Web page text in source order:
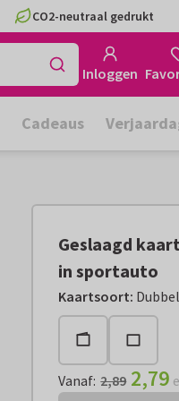
CO2-neutraal gedrukt
Inloggen
Cadeaus
Geslaagd
in sportauto
Kaartsoort:
Vanaf:€ 2,79 excl.
Vanaf: 2,89 2,79